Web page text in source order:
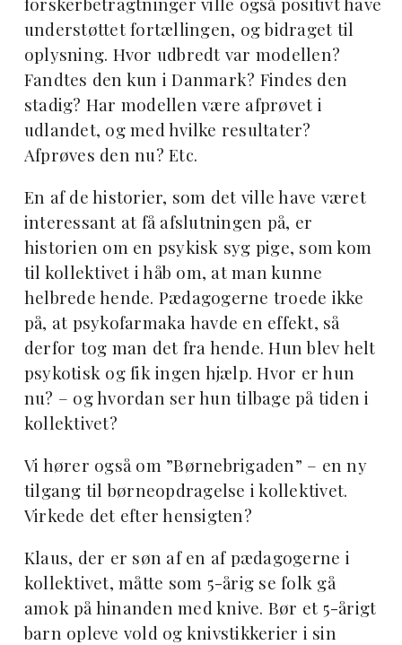
understøttet fortællingen, og bidraget til
oplysning. Hvor udbredt var modellen?
Fandtes den kun i Danmark? Findes den
stadig? Har modellen være afprøvet i
udlandet, og med hvilke resultater?
Afprøves den nu? Etc.
En af de historier, som det ville have været
interessant at få afslutningen på, er
historien om en psykisk syg pige, som kom
til kollektivet i håb om, at man kunne
helbrede hende. Pædagogerne troede ikke
på, at psykofarmaka havde en effekt, så
derfor tog man det fra hende. Hun blev helt
psykotisk og fik ingen hjælp. Hvor er hun
nu? – og hvordan ser hun tilbage på tiden i
kollektivet?
Vi hører også om ”Børnebrigaden” – en ny
tilgang til børneopdragelse i kollektivet.
Virkede det efter hensigten?
Klaus, der er søn af en af pædagogerne i
kollektivet, måtte som 5-årig se folk gå
amok på hinanden med knive. Bør et 5-årigt
barn opleve vold og knivstikkerier i sin